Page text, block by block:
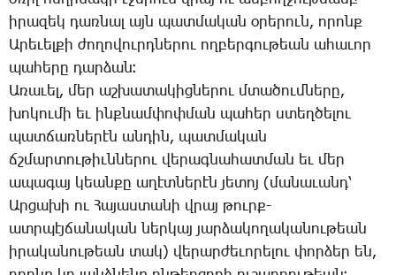
ի­րա­զեկ դառ­նալ այն պատ­մա­կան օ­րե­րուն, ո­րոնք
Ա­րե­ւել­քի ժո­ղո­վուրդ­նե­րու ող­բեր­գու­թեան ա­հա­ւոր
պա­հե­րը դար­ձան։
Ա­ռա­ւել, մեր աշ­խա­տա­կից­նե­րու մտա­ծում­նե­րը,
խո­կու­մի եւ ինք­նամ­փոփ­ման պա­հեր ստեղ­ծե­լու
պատ­ճառ­նե­րէն ան­դին, պատ­մա­կան
ճշմար­տու­թիւն­նե­րու վե­րագ­նա­հատ­ման եւ մեր
ա­պա­գայ կեան­քը ա­ղէտ­նե­րէն յե­տոյ (մա­նա­ւանդ՝
Ար­ցա­խի ու ­­Հա­յաս­տա­նի վրայ թուրք-
ատր­պէյ­ճա­նա­կան ներ­կայ յար­ձա­կո­ղա­կա­նու­թեան
ի­րա­կա­նու­թեան տակ) վե­րար­ժե­ւո­րե­լու փոր­ձեր են,